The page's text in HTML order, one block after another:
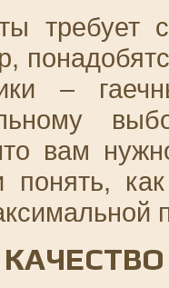
требует
–
вам
понять,